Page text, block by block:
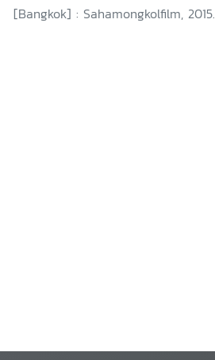
[Bangkok] : Sahamongkolfilm, 2015.